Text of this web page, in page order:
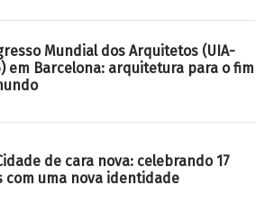
Mundial dos Arquitetos (UIA-
em Barcelona: arquitetura para o fim
de cara nova: celebrando 17
com uma nova identidade